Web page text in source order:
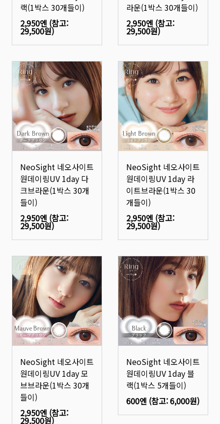
랙(1박스 30개들이)
2,950엔 (참고:
29,500원)
라운(1박스 30개들이)
2,950엔 (참고:
29,500원)
NeoSight 네오사이트
원데이링UV 1day 다
크브라운(1박스 30개
들이)
2,950엔 (참고:
29,500원)
NeoSight 네오사이트
원데이링UV 1day 라
이트브라운(1박스 30
개들이)
2,950엔 (참고:
29,500원)
NeoSight 네오사이트
원데이링UV 1day 모
브브라운(1박스 30개
들이)
2,950엔 (참고:
29,500원)
NeoSight 네오사이트
원데이링UV 1day 블
랙(1박스 5개들이)
600엔 (참고:6,000원)